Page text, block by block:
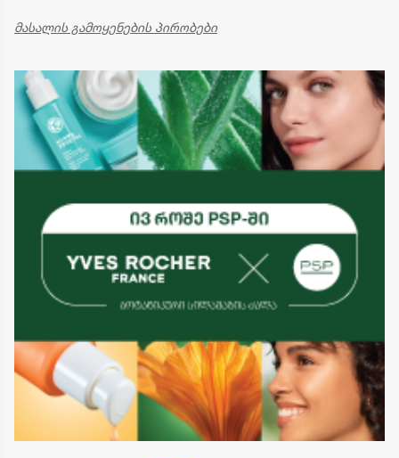
მასალის გამოყენების პირობები